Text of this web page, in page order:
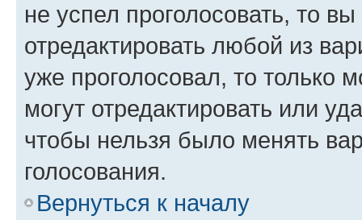
не успел проголосовать, то
отредактировать любой из
уже проголосовал, то только
могут отредактировать или
чтобы нельзя было менять
голосования.
Вернуться к началу